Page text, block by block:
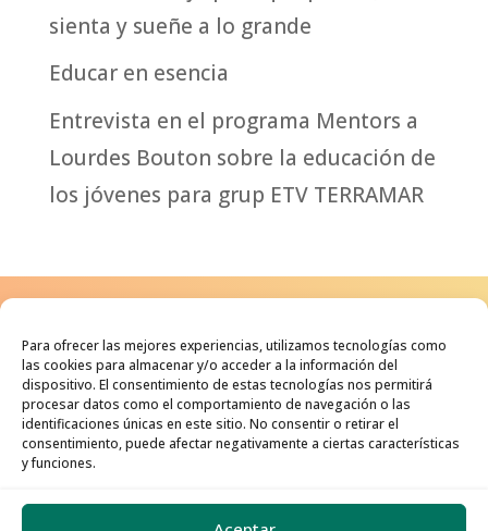
Para ofrecer las mejores experiencias, utilizamos tecnologías como
las cookies para almacenar y/o acceder a la información del
dispositivo. El consentimiento de estas tecnologías nos permitirá
procesar datos como el comportamiento de navegación o las
identificaciones únicas en este sitio. No consentir o retirar el
consentimiento, puede afectar negativamente a ciertas características
y funciones.
sienta y sueñe a lo grande
Educar en esencia
Entrevista en el programa Mentors a
Lourdes Bouton sobre la educación de
los jóvenes para grup ETV TERRAMAR
Un adolescente feliz será un
adulto sano, un adulto sano
puede mejorar el mundo.